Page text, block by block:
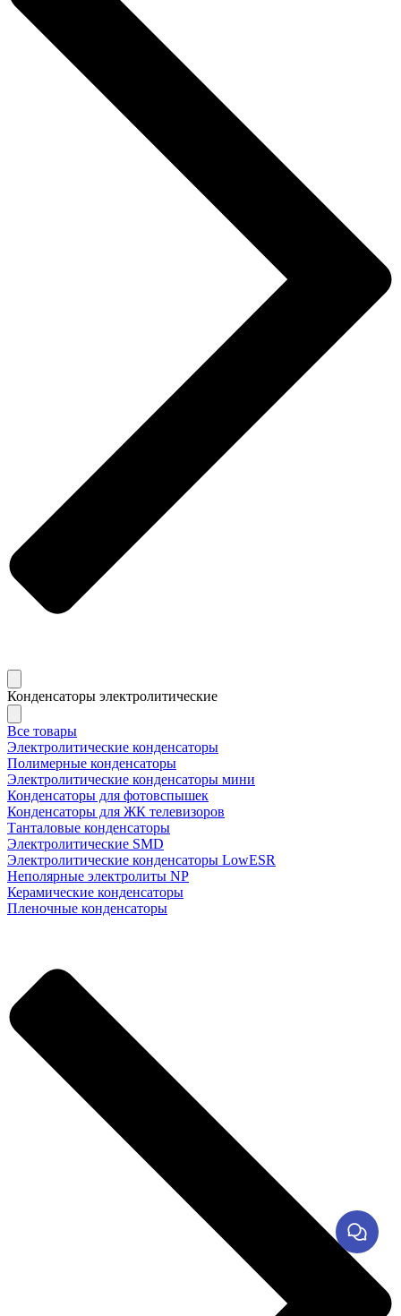
Конденсаторы электролитические
Все товары
Электролитические конденсаторы
Полимерные конденсаторы
Электролитические конденсаторы мини
Конденсаторы для фотовспышек
Конденсаторы для ЖК телевизоров
Танталовые конденсаторы
Электролитические SMD
Электролитические конденсаторы LowESR
Неполярные электролиты NP
Керамические конденсаторы
Пленочные конденсаторы